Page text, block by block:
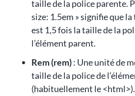
taille de la police parente.
size: 1.5em » signifie que
est 1,5 fois la taille de la
l’élément parent.
Rem (rem): Une unité de
taille de la police de
(habituellement le